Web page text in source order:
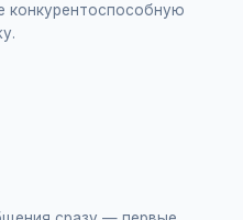
конкурентоспособную